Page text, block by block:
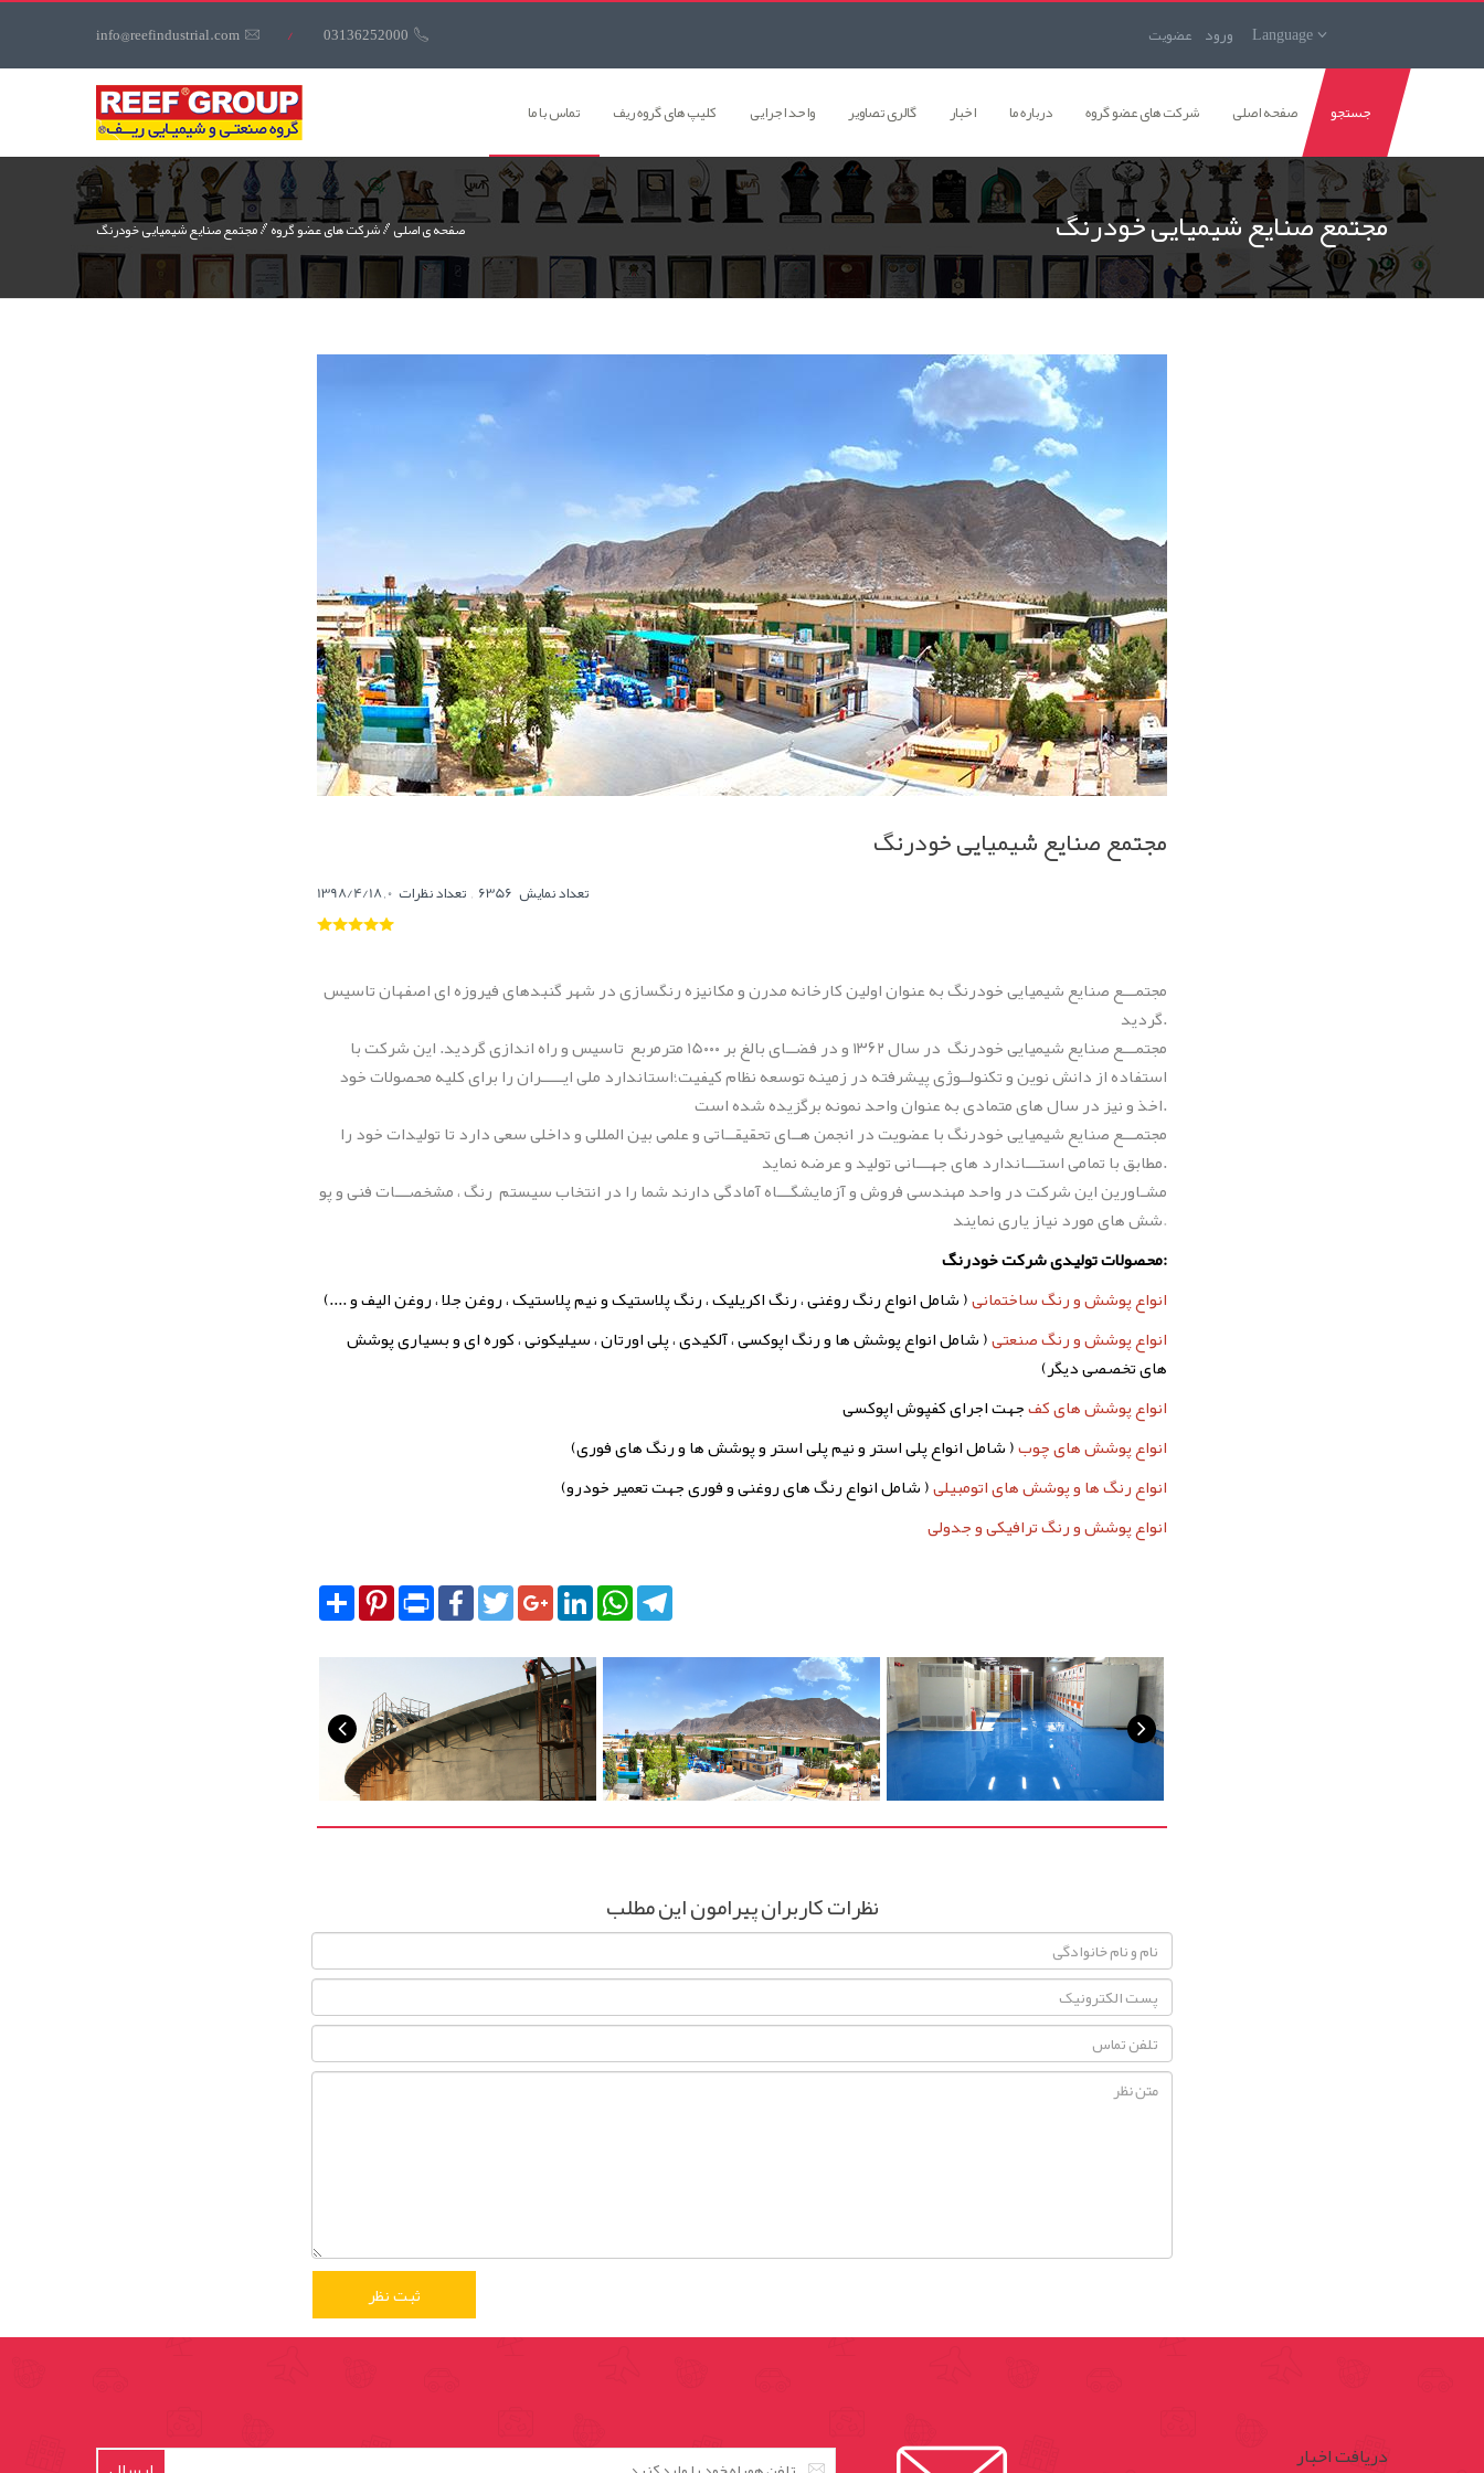
info@reefindustrial.com / 03136252000 عضويت ورود Language
منوی
کاربری
جستجو صفحه اصلی شرکت های عضو گروه درباره ما اخبار گالری تصاوير واحد اجرایی کلیپ های گروه ریف تماس با ما
صفحه ی اصلی شرکت های عضو گروه مجتمع صنایع شیمیایی خودرنگ مجتمع صنایع شیمیایی خودرنگ
مجتمع صنایع شیمیایی خودرنگ
1398/4/18, تعداد نمایش ,تعداد نظرات
مجتمـــع صنایع شیمیایی خودرنگ به عنوان اولین کارخانه مدرن و مکانیزه رنگسازی در شهر گنبدهای فیروزه ای اصفهان تاسیس
گردید.
مجتمـــع صنایع شیمیایی خودرنگ در سال ۱۳۶۲ و در فضــای بالغ بر 15۰۰۰ مترمربع تاسیس و راه اندازی گردید. این شرکت با
استفاده از دانش نوین و تکنولــوژی پیشرفته در زمینه توسعه نظام کیفیت؛استاندارد ملی ایـــــران را برای کلیه محصولات خود
اخذ و نیز در سال های متمادی به عنوان واحد نمونه برگزیده شده است.
مجتمـــع صنایع شیمیایی خودرنگ با عضویت در انجمن هــای تحقیقــاتی و علمی بین المللی و داخلی سعی دارد تا تولیدات خود را
مطابق با تمامی استـــاندارد های جهـــانی تولید و عرضه نماید.
مشـاورین این شرکت در واحد مهندسی فروش و آزمایشگـــاه آمادگی دارند شما را در انتخاب سیستم رنگ ، مشخصـــات فنیو پو
شش های مورد نیاز یاری نمایند.
محصولات تولیدی شرکت خودرنگ:
انواع پوشش و رنگ ساختمانی( شامل انواع رنگ روغنی ، رنگ اکریلیک ، رنگ پلاستیک و نیم پلاستیک ، روغن جلا ، روغن الیف و ....)
انواع پوشش و رنگ صنعتی( شامل انواع پوشش ها و رنگ اپوکسی ، آلکیدی ، پلی اورتان ، سیلیکونی ، کوره ای و بسیاری پوشش
های تخصصی دیگر)
انواع پوشش های کفجهت اجرای کفپوش اپوکسی
انواع پوشش های چوب( شامل انواع پلی استر و نیم پلی استر و پوشش ها و رنگ های فوری)
انواع رنگ ها و پوشش های اتومبیلی( شامل انواع رنگ های روغنی و فوری جهت تعمیر خودرو)
انواع پوشش و رنگ ترافیکی و جدولی
SharePinterestPrint FacebookTwitterGoogle+LinkedInWhatsApp
نظرات کاربران پیرامون این مطلب
دریافت اخبار